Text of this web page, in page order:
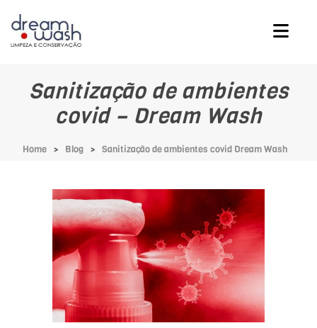
Sanitização de ambientes
covid – Dream Wash
Home Blog Sanitização de ambientes covid Dream Wash